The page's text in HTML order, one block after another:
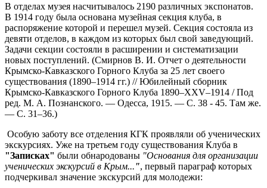
В отделах музея насчитывалось 2190 различных экспонатов.
В 1914 году была основана музейная секция клуба, в
распоряжение которой и перешел музей. Секция состояла из
девяти отделов, в каждом из которых был свой заведующий.
Задачи секции состояли в расширении и систематизации
новых поступлений. (Смирнов В. И. Отчет о деятельности
Крымско-Кавказского Горного Клуба за 25 лет своего
существования (1890–1914 гг.) // Юбилейный сборник
Крымско-Кавказского Горного Клуба 1890–XXV–1914 / Под
ред. М. А. Познанского. — Одесса, 1915. — С. 38 - 45. Там же.
— С. 31–36.)
Особую заботу все отделения КГК проявляли об ученических
экскурсиях. Уже на третьем году существования Клуба в
"Записках" были обнародованы "Основания для организации
ученических экскурсий в Крым...", первый параграф которых
подчеркивал значение экскурсий для молодежи: